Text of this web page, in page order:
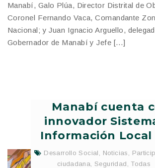
Manabí, Galo Plúa, Director Distrital de
Coronel Fernando Vaca, Comandante
Nacional; y Juan Ignacio Arguello,
Gobernador de Manabí y Jefe […]
Manabí cuenta
innovador
Información Local
Desarrollo Social Noticias
ciudadana ,Seguridad
Todas